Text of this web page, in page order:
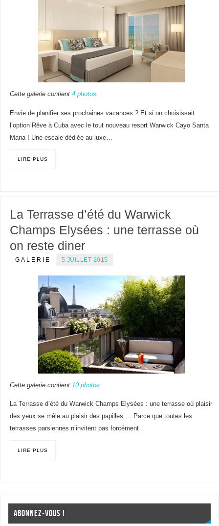
Cette galerie contient 4 photos.
Envie de planifier ses prochaines vacances ? Et si on choisissait
l’option Rêve à Cuba avec le tout nouveau resort Warwick Cayo Santa
Maria ! Une escale dédiée au luxe…
LIRE PLUS
La Terrasse d’été du Warwick
Champs Elysées : une terrasse où
on reste diner
GALERIE 5 JUILLET 2015
Cette galerie contient 10 photos
La Terrasse d’été du Warwick Champs Elysées : une terrasse où plaisir
des yeux se mêle au plaisir des papilles … Parce que toutes les
terrasses parsiennes n’invitent pas forcément…
LIRE PLUS
ABONNEZ-VOUS !